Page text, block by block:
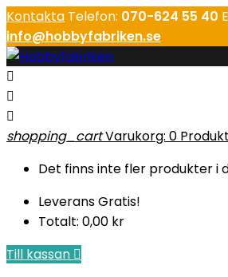
Kontakta Telefon: 070-624 55 40
info@hobbyfabriken.se



shopping_cartVarukorg: 0
Det finns inte fler produkter i
LeveransGratis!
Totalt: 0,00 kr
Till kassan 